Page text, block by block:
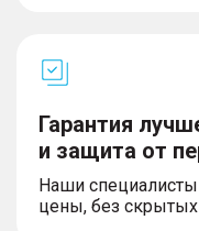
Гарантия
и защита от
Наши специалисты
цены, без скрытых